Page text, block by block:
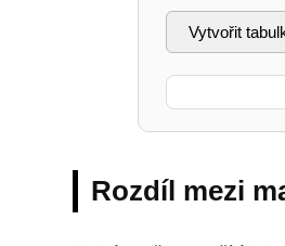
Vytvořit
Rozdíl mezi